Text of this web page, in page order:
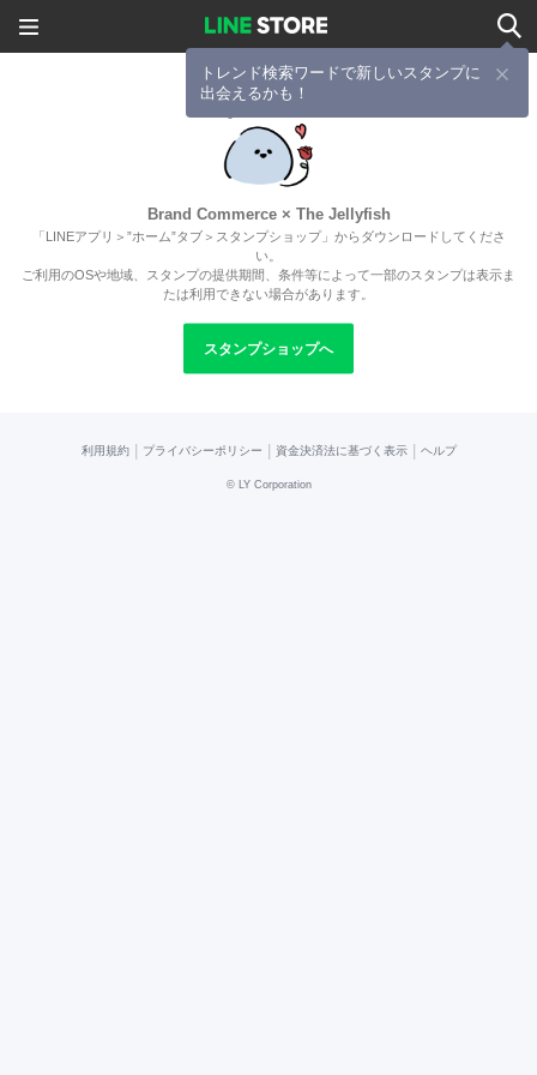
トレンド検索ワードで新しいスタンプに
出会えるかも！
Brand Commerce × The Jellyfish
「LINEアプリ＞”ホーム”タブ＞スタンプショップ」からダウンロードしてくださ
い。
ご利用のOSや地域、スタンプの提供期間、条件等によって一部のスタンプは表示ま
たは利用できない場合があります。
スタンプショップへ
利用規約 プライバシーポリシー 資金決済法に基づく表示 ヘルプ
© LY Corporation